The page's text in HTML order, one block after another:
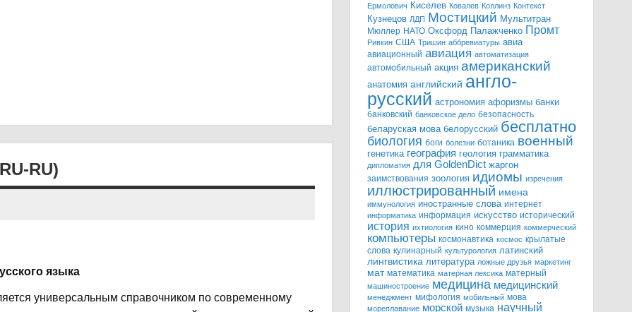
RU)
языка
универсальным справочником по современному
Ермолович Киселев Ковалев Коллинз Контекст
Кузнецов ЛДП Мостицкий Мультитран
Мюллер НАТО Оксфорд Палажченко Промт
Ривкин США Тришин аббревиатуры авиа
авиационный авиация автоматизация
автомобильный акция американский
анатомия английский англо-
русский астрономия афоризмы банки
банковский банковское дело безопасность
беларуская мова белорусский бесплатно
биология боги болезни ботаника военный
генетика география геология грамматика
дипломатия для GoldenDict жаргон
заимствования зоология идиомы изречения
иллюстрированный имена
иммунология иностранные слова интернет
информатика информация искусство исторический
история ихтиология кино коммерция коммерческий
компьютеры космонавтика космос крылатые
слова кулинарный культурология латинский
лингвистика литература ложные друзья маркетинг
мат математика матерная лексика матерный
машиностроение медицина медицинский
менеджмент мифология мобильный мова
мореплавание морской музыка научный